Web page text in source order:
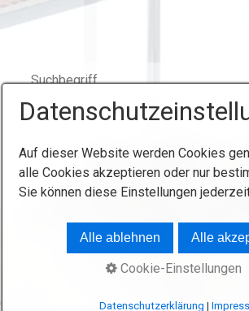
Startseite Kontakt
© 2025 Königlich
mit Zeta Producer
Auf dieser Website werden Cookies
alle Cookies akzeptieren oder nur
Sie können diese Einstellungen
Alle ablehnen Alle
Cookie-Einstellungen
Datenschutzerklärung |